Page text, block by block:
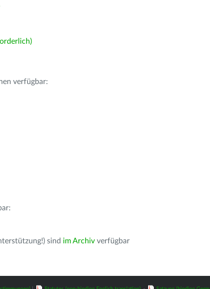
verfügbar:
sind im Archiv verfügbar